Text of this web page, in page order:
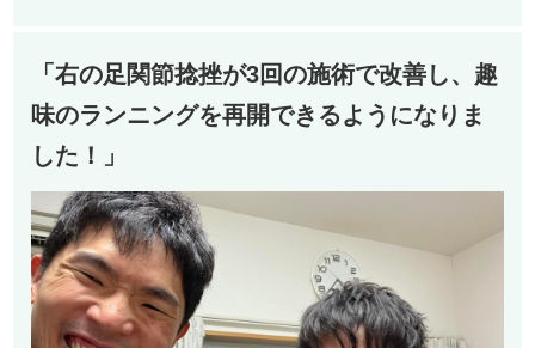
「右の足関節捻挫が3回の施術で改善し、趣
味のランニングを再開できるようになりま
した！」